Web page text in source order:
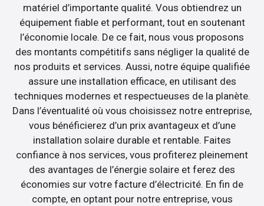
matériel d’importante qualité. Vous obtiendrez un
équipement fiable et performant, tout en soutenant
l’économie locale. De ce fait, nous vous proposons
des montants compétitifs sans négliger la qualité de
nos produits et services. Aussi, notre équipe qualifiée
assure une installation efficace, en utilisant des
techniques modernes et respectueuses de la planète.
Dans l’éventualité où vous choisissez notre entreprise,
vous bénéficierez d’un prix avantageux et d’une
installation solaire durable et rentable. Faites
confiance à nos services, vous profiterez pleinement
des avantages de l’énergie solaire et ferez des
économies sur votre facture d’électricité. En fin de
compte, en optant pour notre entreprise, vous